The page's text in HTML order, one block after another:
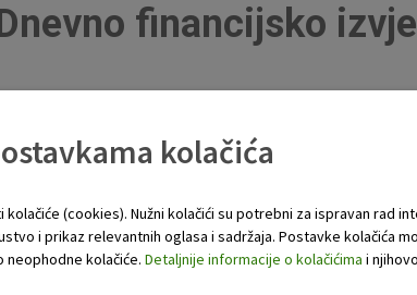
financijsko
kolačića
kolačiće (cookies). Nužni kolačići su potrebni za ispravan rad
i prikaz relevantnih oglasa i sadržaja. Postavke kolačića
neophodne kolačiće. Detaljnije informacije o kolačićima i